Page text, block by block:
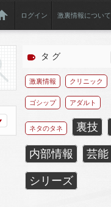
ログイン 激裏情報について
タ グ
激裏情報 クリニック
ゴシップ アダルト
ネタのタネ 裏技
内部情報 芸能
シリーズ